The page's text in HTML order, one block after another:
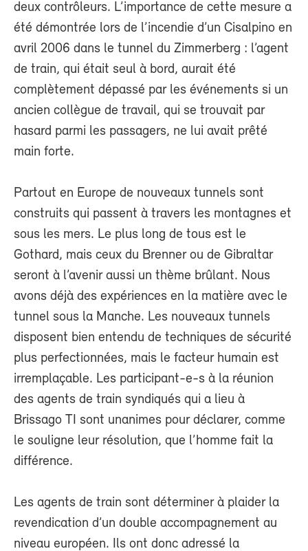
deux contrôleurs. L’importance de cette mesure a
été démontrée lors de l’incendie d’un Cisalpino en
avril 2006 dans le tunnel du Zimmerberg : l’agent
de train, qui était seul à bord, aurait été
complètement dépassé par les événements si un
ancien collègue de travail, qui se trouvait par
hasard parmi les passagers, ne lui avait prêté
main forte.
Partout en Europe de nouveaux tunnels sont
construits qui passent à travers les montagnes et
sous les mers. Le plus long de tous est le
Gothard, mais ceux du Brenner ou de Gibraltar
seront à l’avenir aussi un thème brûlant. Nous
avons déjà des expériences en la matière avec le
tunnel sous la Manche. Les nouveaux tunnels
disposent bien entendu de techniques de sécurité
plus perfectionnées, mais le facteur humain est
irremplaçable. Les participant-e-s à la réunion
des agents de train syndiqués qui a lieu à
Brissago TI sont unanimes pour déclarer, comme
le souligne leur résolution, que l’homme fait la
différence.
Les agents de train sont déterminer à plaider la
revendication d’un double accompagnement au
niveau européen. Ils ont donc adressé la